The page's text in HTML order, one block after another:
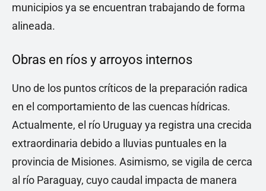
municipios ya se encuentran trabajando de forma
alineada.
Obras en ríos y arroyos internos
Uno de los puntos críticos de la preparación radica
en el comportamiento de las cuencas hídricas.
Actualmente, el río Uruguay ya registra una crecida
extraordinaria debido a lluvias puntuales en la
provincia de Misiones. Asimismo, se vigila de cerca
al río Paraguay, cuyo caudal impacta de manera